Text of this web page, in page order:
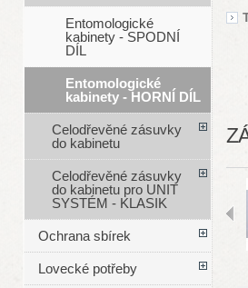
Entomologické
kabinety - SPODNÍ
DÍL
Entomologické
kabinety - HORNÍ DÍL
Celodřevěné zásuvky
do kabinetu
Celodřevěné zásuvky
do kabinetu pro UNIT
SYSTÉM - KLASIK
Ochrana sbírek
Lovecké potřeby